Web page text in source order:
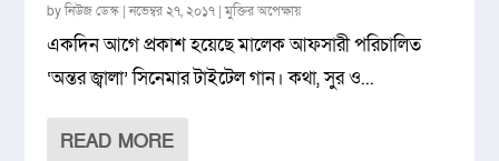
byনিউজ ডেস্ক |নভেম্বর ২৭, ২০১৭ |মুক্তির অপেক্ষায়
একদিন আগে প্রকাশ হয়েছে মালেক আফসারী পরিচালিত
‘অন্তর জ্বালা’ সিনেমার টাইটেল গান। কথা, সুর ও...
READ MORE